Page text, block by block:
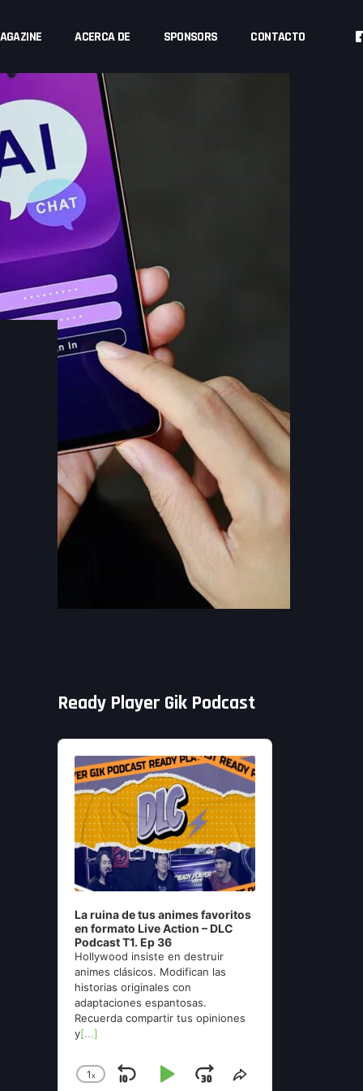
ACERCA DE SPONSORS CONTACTO
Ready Player Gik Podcast
Audio
Player
La ruina de tus animes favoritos
en formato Live Action – DLC
Podcast T1. Ep 36
Hollywood insiste en destruir
animes clásicos. Modifican las
historias originales con
adaptaciones espantosas.
Recuerda compartir tus opiniones
y[...]
Change
1x
SkipPlayJumpShare